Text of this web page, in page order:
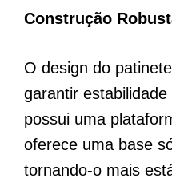
Construção
O design do
garantir
possui uma
oferece uma base
tornando-o mais